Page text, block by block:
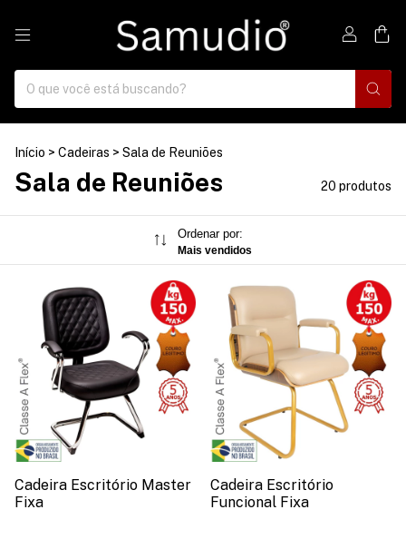
Início > Cadeiras > Sala de Reuniões
Sala de Reuniões 20 produtos
Ordenar por:
Mais vendidos
Cadeira Escritório Master
Fixa
Cadeira Escritório
Funcional Fixa